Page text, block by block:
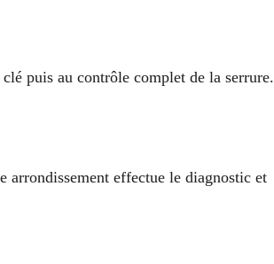
puis au contrôle complet de la serrure.
arrondissement effectue le diagnostic et